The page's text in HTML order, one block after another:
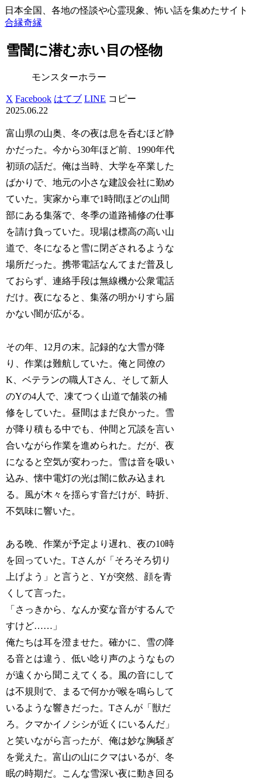
日本全国、各地の怪談や心霊現象、怖い話を集めたサイト
合縁奇縁
雪闇に潜む赤い目の怪物
モンスターホラー
X Facebook はてブ LINE コピー
2025.06.22
富山県の山奥、冬の夜は息を呑むほど静
かだった。今から30年ほど前、1990年代
初頭の話だ。俺は当時、大学を卒業した
ばかりで、地元の小さな建設会社に勤め
ていた。実家から車で1時間ほどの山間
部にある集落で、冬季の道路補修の仕事
を請け負っていた。現場は標高の高い山
道で、冬になると雪に閉ざされるような
場所だった。携帯電話なんてまだ普及し
ておらず、連絡手段は無線機か公衆電話
だけ。夜になると、集落の明かりすら届
かない闇が広がる。
その年、12月の末。記録的な大雪が降
り、作業は難航していた。俺と同僚の
K、ベテランの職人Tさん、そして新人
のYの4人で、凍てつく山道で舗装の補
修をしていた。昼間はまだ良かった。雪
が降り積もる中でも、仲間と冗談を言い
合いながら作業を進められた。だが、夜
になると空気が変わった。雪は音を吸い
込み、懐中電灯の光は闇に飲み込まれ
る。風が木々を揺らす音だけが、時折、
不気味に響いた。
ある晩、作業が予定より遅れ、夜の10時
を回っていた。Tさんが「そろそろ切り
上げよう」と言うと、Yが突然、顔を青
くして言った。
「さっきから、なんか変な音がするんで
すけど……」
俺たちは耳を澄ませた。確かに、雪の降
る音とは違う、低い唸り声のようなもの
が遠くから聞こえてくる。風の音にして
は不規則で、まるで何かが喉を鳴らして
いるような響きだった。Tさんが「獣だ
ろ。クマかイノシシが近くにいるんだ」
と笑いながら言ったが、俺は妙な胸騒ぎ
を覚えた。富山の山にクマはいるが、冬
眠の時期だ。こんな雪深い夜に動き回る